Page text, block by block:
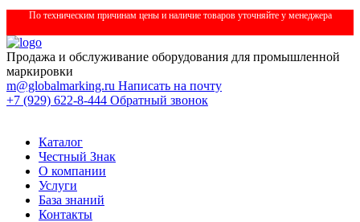
По техническим причинам цены и наличие товаров уточняйте у менеджера
Продажа и обслуживание оборудования для промышленной
маркировки
m@globalmarking.ru Написать на почту
+7 (929) 622-8-444 Обратный звонок
Каталог
Честный Знак
О компании
Услуги
База знаний
Контакты